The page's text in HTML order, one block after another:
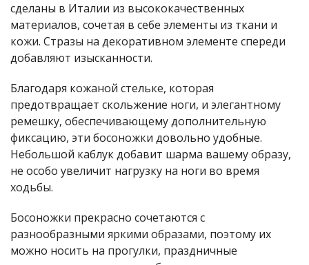
сделаны в Италии из высококачественных
материалов, сочетая в себе элементы из ткани и
кожи. Стразы на декоративном элементе спереди
добавляют изысканности.
Благодаря кожаной стельке, которая
предотвращает скольжение ноги, и элегантному
ремешку, обеспечивающему дополнительную
фиксацию, эти босоножки довольно удобные.
Небольшой каблук добавит шарма вашему образу,
не особо увеличит нагрузку на ноги во время
ходьбы.
Босоножки прекрасно сочетаются с
разнообразными яркими образами, поэтому их
можно носить на прогулки, праздничные